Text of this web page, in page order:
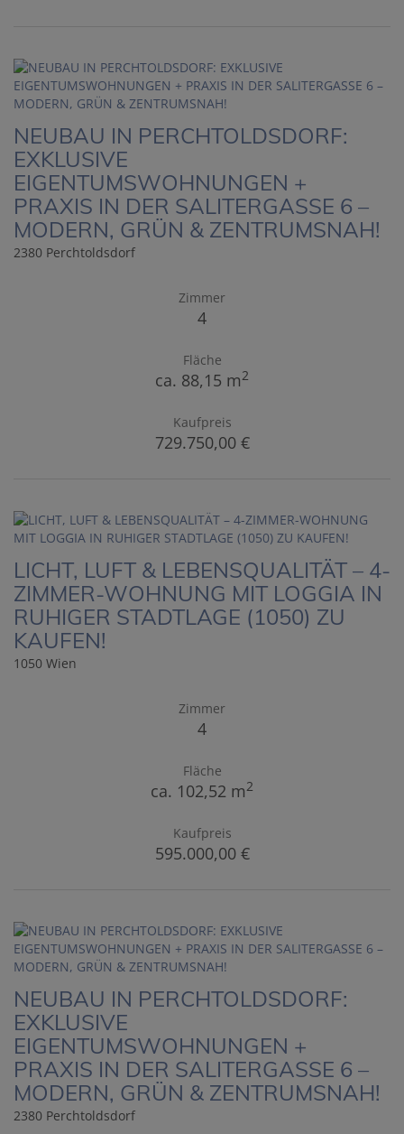
NEUBAU IN PERCHTOLDSDORF:
EXKLUSIVE
EIGENTUMSWOHNUNGEN +
PRAXIS IN DER SALITERGASSE 6 –
MODERN, GRÜN & ZENTRUMSNAH!
2380 Perchtoldsdorf
Zimmer
4
Fläche
ca. 88,15 m2
Kaufpreis
729.750,00 €
LICHT, LUFT & LEBENSQUALITÄT – 4-
ZIMMER-WOHNUNG MIT LOGGIA IN
RUHIGER STADTLAGE (1050) ZU
KAUFEN!
1050 Wien
Zimmer
4
Fläche
ca. 102,52 m2
Kaufpreis
595.000,00 €
NEUBAU IN PERCHTOLDSDORF:
EXKLUSIVE
EIGENTUMSWOHNUNGEN +
PRAXIS IN DER SALITERGASSE 6 –
MODERN, GRÜN & ZENTRUMSNAH!
2380 Perchtoldsdorf